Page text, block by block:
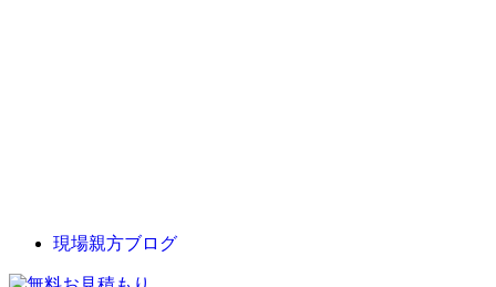
現場親方ブログ